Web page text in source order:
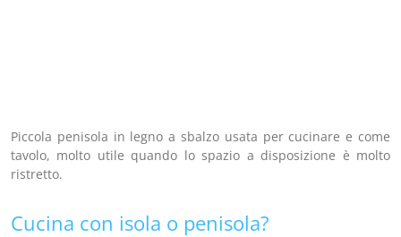
Piccola penisola in legno a sbalzo usata per cucinare e come
tavolo, molto utile quando lo spazio a disposizione è molto
ristretto.
Cucina con isola o penisola?